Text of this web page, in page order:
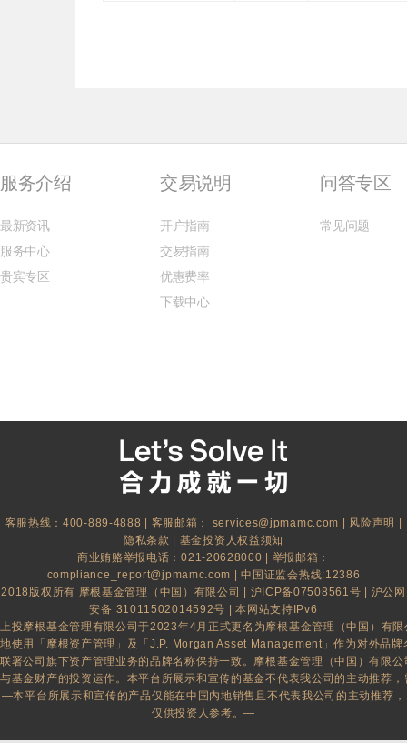
服务介绍
最新资讯
服务中心
贵宾专区
交易说明
开户指南
交易指南
优惠费率
下载中心
问答专区
常见问题
客服热线：400-889-4888 | 客服邮箱： services@jpmamc.com 风险声明
隐私条款
基金投资人权益须知
商业贿赂举报电话：021-20628000 | 举报邮箱：
compliance_report@jpmamc.com
| 中国证监会热线:12386
2018版权所有 摩根基金管理（中国）有限公司 | 沪ICP备07508561号
沪公网
安备 31011502014592号
| 本网站支持IPv6
上投摩根基金管理有限公司于2023年4月正式更名为摩根基金管理（中国）有
地使用「摩根资产管理」及「J.P. Morgan Asset Management」作为对外品
联署公司旗下资产管理业务的品牌名称保持一致。摩根基金管理（中国）有限
与基金财产的投资运作。本平台所展示和宣传的基金不代表我公司的主动推荐
—本平台所展示和宣传的产品仅能在中国内地销售且不代表我公司的主动推荐，
仅供投资人参考。—